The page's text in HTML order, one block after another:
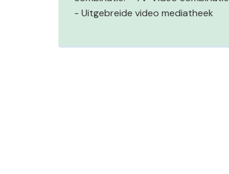
- Uitgebreide video mediatheek